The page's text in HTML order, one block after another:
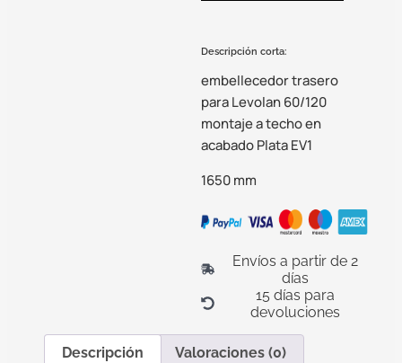
Descripción corta:
embellecedor trasero
para Levolan 60/120
montaje a techo en
acabado Plata EV1
1650 mm
Envíos a partir de 2
días
15 días para
devoluciones
Descripción Valoraciones (0)